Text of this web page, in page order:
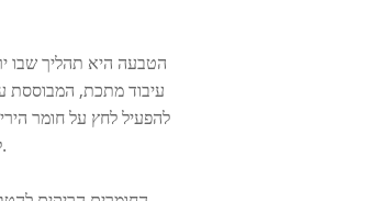
הטבעה היא תהליך שבו
עיבוד מתכת, המבוססת
להפעיל לחץ על חומר
להשיג צורה, גודל וביצועים מסוימים של החלקים (חלקים מוטבעים).